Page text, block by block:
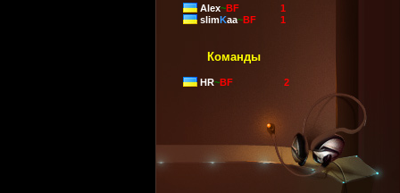
Alex~BF
1
slimKaa~BF 1
Команды
HR~BF 2